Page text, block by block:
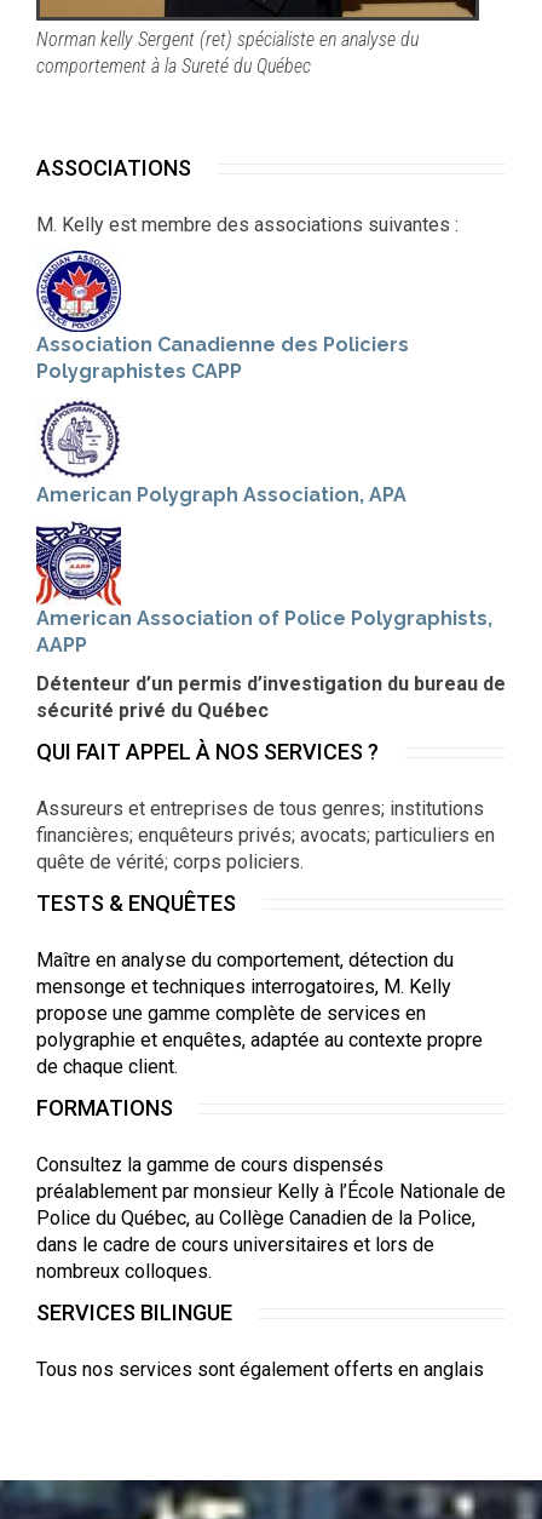
Norman kelly Sergent (ret) spécialiste en analyse du
comportement à la Sureté du Québec
ASSOCIATIONS
M. Kelly est membre des associations suivantes :
Association Canadienne des Policiers
Polygraphistes CAPP
American Polygraph Association, APA
American Association of Police Polygraphists,
AAPP
Détenteur d’un permis d’investigation du bureau de
sécurité privé du Québec
QUI FAIT APPEL À NOS SERVICES ?
Assureurs et entreprises de tous genres; institutions
financières; enquêteurs privés; avocats; particuliers en
quête de vérité; corps policiers.
TESTS & ENQUÊTES
Maître en analyse du comportement, détection du
mensonge et techniques interrogatoires, M. Kelly
propose une gamme complète de services en
polygraphie et enquêtes, adaptée au contexte propre
de chaque client.
FORMATIONS
Consultez la gamme de cours dispensés
préalablement par monsieur Kelly à l’École Nationale de
Police du Québec, au Collège Canadien de la Police,
dans le cadre de cours universitaires et lors de
nombreux colloques.
SERVICES BILINGUE
Tous nos services sont également offerts en anglais